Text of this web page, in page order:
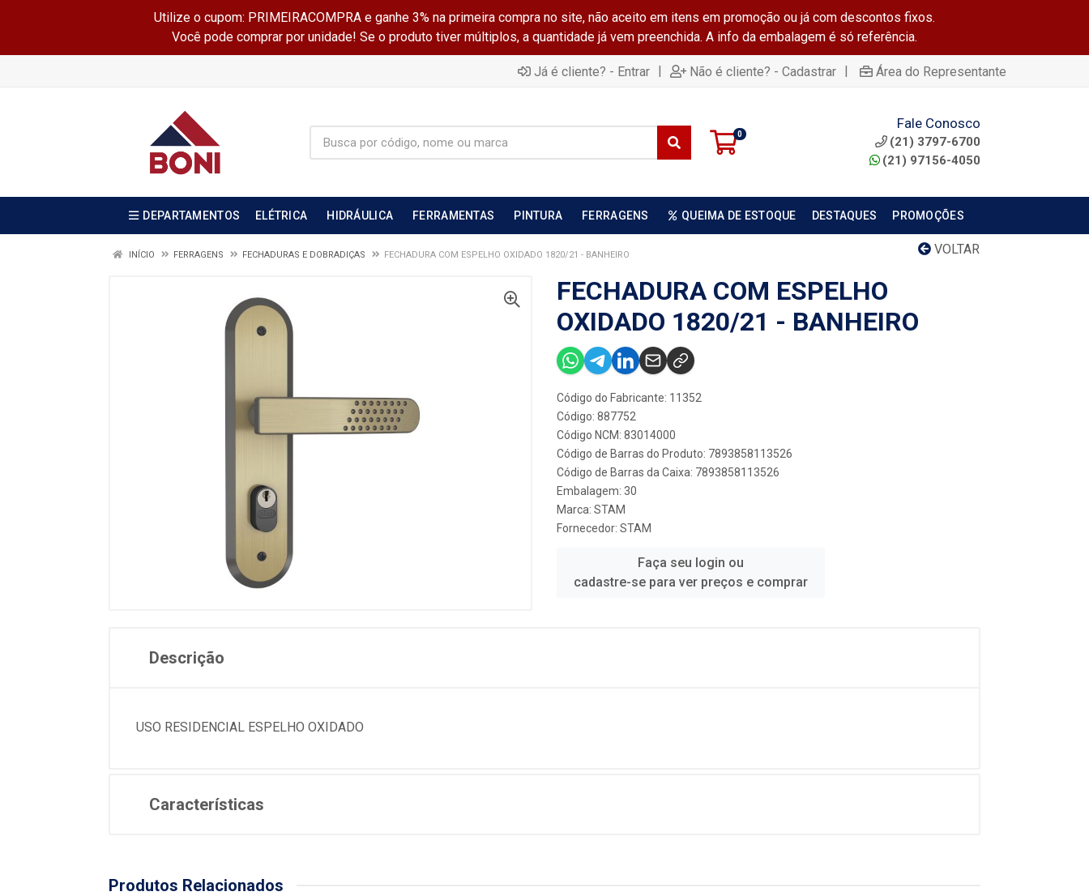
Utilize o cupom: PRIMEIRACOMPRA e ganhe 3% na primeira compra no site, não aceito em itens em promoção ou já com descontos fixos.
Você pode comprar por unidade! Se o produto tiver múltiplos, a quantidade já vem preenchida. A info da embalagem é só referência.
Já é cliente? - Entrar | Não é cliente? - Cadastrar | Área do Representante
0
Fale Conosco
(21) 3797-6700
(21) 97156-4050
DEPARTAMENTOS ELÉTRICA HIDRÁULICA FERRAMENTAS PINTURA FERRAGENS QUEIMA DE ESTOQUE DESTAQUES PROMOÇÕES
VOLTAR
INÍCIO FERRAGENS FECHADURAS E DOBRADIÇAS FECHADURA COM ESPELHO OXIDADO 1820/21 - BANHEIRO
FECHADURA COM ESPELHO
OXIDADO 1820/21 - BANHEIRO
Código do Fabricante: 11352
Código: 887752
Código NCM: 83014000
Código de Barras do Produto: 7893858113526
Código de Barras da Caixa: 7893858113526
Embalagem: 30
Marca: STAM
Fornecedor: STAM
Faça seu login ou
cadastre-se para ver preços e comprar
Descrição
USO RESIDENCIAL ESPELHO OXIDADO
Características
Produtos Relacionados